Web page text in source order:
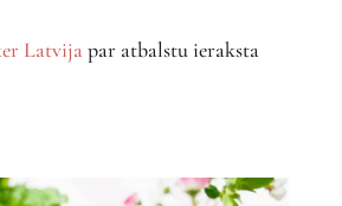
Latvijapar atbalstu ieraksta